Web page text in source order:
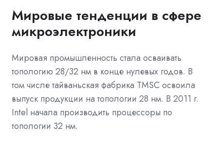
Мировые тенденции в сфере
микроэлектроники
Мировая промышленность стала осваивать
топологию 28/32 нм в конце нулевых годов. В
том числе тайваньская фабрика TMSC освоила
выпуск продукции на топологии 28 нм. В 2011 г.
Intel начала производить процессоры по
топологии 32 нм.